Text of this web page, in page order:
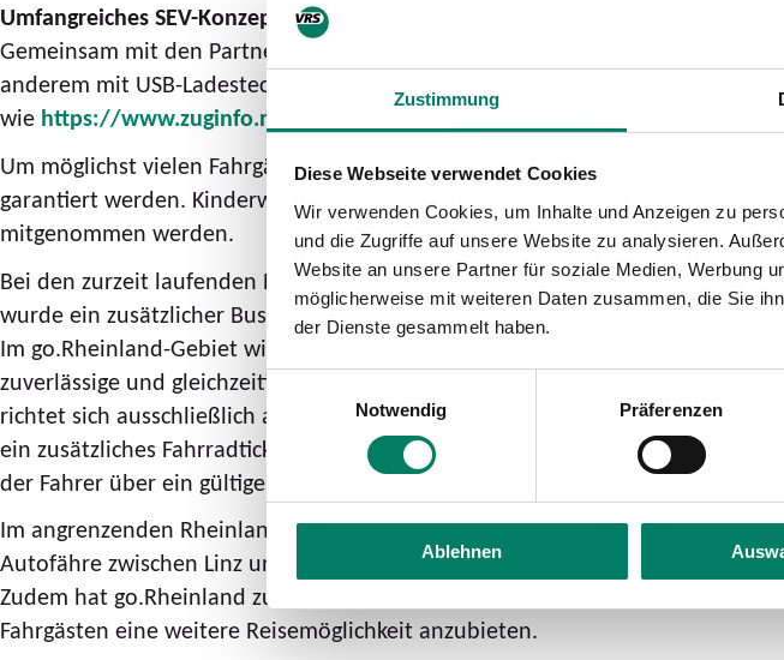
Zustimmung
Diese Webseite verwendet Cookies
Wir verwenden Cookies, um Inhalte und Anzeigen zu
und die Zugriffe auf unsere Website zu analysieren.
Website an unsere Partner für soziale Medien, Werbung
möglicherweise mit weiteren Daten zusammen, die Sie
der Dienste gesammelt haben.
Einwilligungsauswahl
Notwendig
Präferenzen
Ablehnen
Umfangreiches SEV-Konzept mit Einbindung von Fähren
Gemeinsam mit den Partnern wurde ein umfangreiches Konzept für den
anderem mit USB-Ladesteckdosen und WLAN ausgestattet sind. Alle
wie https://www.zuginfo.nrw/?msg=131655
enthalten.
Um möglichst vielen Fahrgästen die Fahrt mit öffentlichen Verkehrsmitteln
garantiert werden. Kinderwagen und Rollstühle haben stets Vorrang. Klapp-,
mitgenommen werden.
Bei den zurzeit laufenden Probefahrten wurde die Verkehrssituation für die
wurde ein zusätzlicher Bus bestellt, um mögliche Verspätungen abfangen zu
Im go.Rheinland-Gebiet wird die Rheinfähre „Königswinter IV“ in den SEV
zuverlässige und gleichzeitig flexible Möglichkeit zur Rheinquerung, um die
richtet sich ausschließlich an Fußgängerinnen und Fußgänger sowie
ein zusätzliches Fahrradticket ist nicht erforderlich. Motorisierte Fahrzeuge
der Fahrer über ein gültiges ÖPNV-Ticket verfügt.
Im angrenzenden Rheinland-Pfalz sind während der Zeit der
Autofähre zwischen Linz und Remagen-Kripp in das Verkehrskonzept
Zudem hat go.Rheinland zusätzliche Stadtbahnfahrten der Linie 66
Fahrgästen eine weitere Reisemöglichkeit anzubieten.